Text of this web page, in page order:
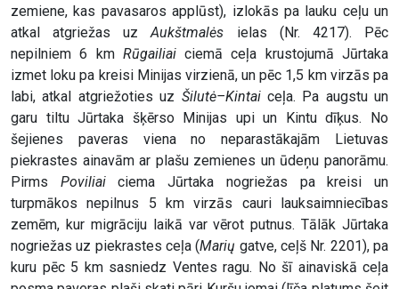
zemiene, kas pavasaros applūst), izlokās pa lauku ceļu un
atkal atgriežas uzAukštmalės ielas (Nr. 4217). Pēc
nepilniem 6 km Rūgailiaiciemā ceļa krustojumā Jūrtaka
izmet loku pa kreisi Minijas virzienā, un pēc 1,5 km virzās pa
labi, atkal atgriežoties uz Šilutė–Kintaiceļa. Pa augstu un
garu tiltu Jūrtaka šķērso Minijas upi un Kintu dīķus. No
šejienes paveras viena no neparastākajām Lietuvas
piekrastes ainavām ar plašu zemienes un ūdeņu panorāmu.
Pirms Poviliaiciema Jūrtaka nogriežas pa kreisi un
turpmākos nepilnus 5 km virzās cauri lauksaimniecības
zemēm, kur migrāciju laikā var vērot putnus. Tālāk Jūrtaka
nogriežas uz piekrastes ceļa (Marių gatve, ceļš Nr. 2201), pa
kuru pēc 5 km sasniedz Ventes ragu. No šī ainaviskā ceļa